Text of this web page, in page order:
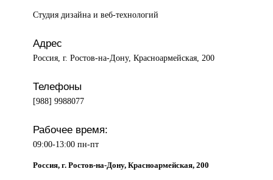
Студия дизайнаи веб-технологий
Адрес
Россия, г. Ростов-на-Дону, Красноармейская, 200
Телефоны
[988] 9988077
Рабочее время:
09:00-13:00 пн-пт
Россия, г. Ростов-на-Дону, Красноармейская, 200